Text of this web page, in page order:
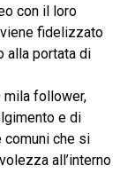
con il loro
fidelizzato
alla portata di
mila follower,
e di
che si
all’interno